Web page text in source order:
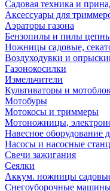
Садовая техника и
Аксессуары для
Аэраторы газона
Бензопилы и пилы
Ножницы садовые,
Воздуходувки и
Газонокосилки
Измельчители
Культиваторы и
Мотобуры
Мотокосы и триммеры
Мотоножницы,
Навесное оборудование
Насосы и насосные
Свечи зажигания
Сеялки
Аккум. ножницы
Снегоуборочные